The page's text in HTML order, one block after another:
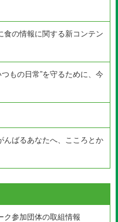
食の情報に関する新コンテン
もの日常”を守るために、今
ばるあなたへ、こころとか
ク参加団体の取組情報